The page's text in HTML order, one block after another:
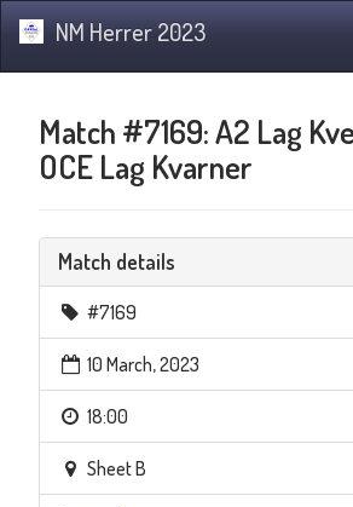
NM Herrer 2023
Match #7169: A2 Lag
OCE Lag Kvarner
Match details
#7169
10 March, 2023
18:00
Sheet B